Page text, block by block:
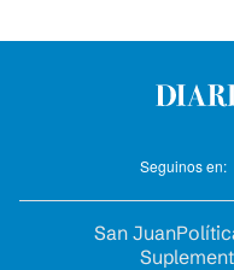
Seguinos en:
San Juan